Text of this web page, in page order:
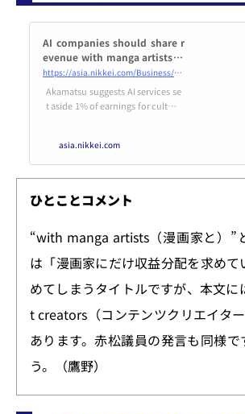
AI companies should share r
evenue with manga artists: J
apan lawmaker
https://asia.nikkei.com/Business/Technology/Artificial-intelligence/AI-companies-should-share-revenue-with-manga-artists-Japan-lawmaker
Akamatsu suggests AI services se
t aside 1% of earnings for cultura
asia.nikkei.com
ひとことコメント
“with manga artists（漫画家と）”
は「漫画家にだけ収益分配を求め
めてしまうタイトルですが、本文
t creators（コンテンツクリエイタ
あります。赤松議員の発言も同様で
う。（鷹野）